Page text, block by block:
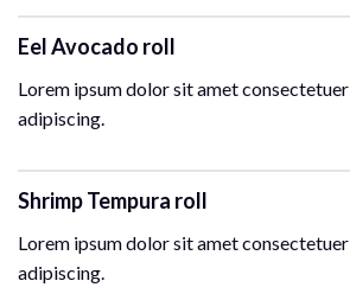
Eel Avocado roll
Lorem ipsum dolor sit amet consectetuer
adipiscing.
Shrimp Tempura roll
Lorem ipsum dolor sit amet consectetuer
adipiscing.